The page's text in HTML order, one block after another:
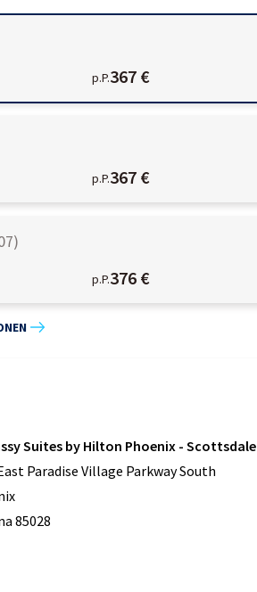
p.P.367 €
p.P.367 €
)
p.P.376 €
Suites by Hilton Phoenix - Scottsdale
Paradise Village Parkway South
85028